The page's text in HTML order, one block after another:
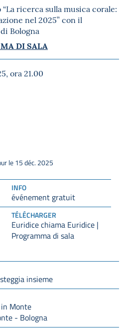
insieme
in Monte
- Bologna
ricerca sulla musica corale:
nel 2025” con il
Bologna
DI SALA
ora 21.00
INFO
événement gratuit
TÉLÉCHARGER
Euridice chiama Euridice |
Programma di sala
le 15 déc. 2025